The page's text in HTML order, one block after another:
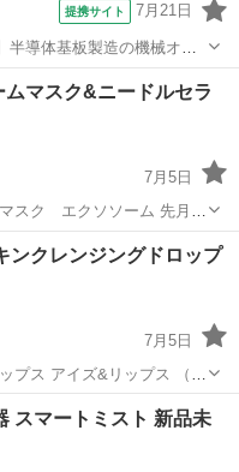
提携サイト 7月21日
半導体基板製造の機械オペ
ル＆友達同士の応募OK！
員登用制度あり！マイカー
マスク&ニードルセラ
7月5日
・ニードルセラ
ンクレンジングドロップ
7月5日
ス （クレンジングウォータ...
セット
スマートミスト 新品未